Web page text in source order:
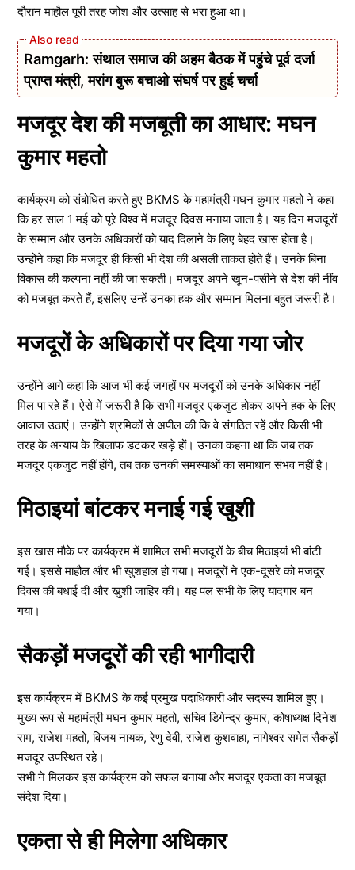
दौरान माहौल पूरी तरह जोश और उत्साह से भरा हुआ था।
Ramgarh: संथाल समाज की अहम बैठक में पहुंचे पूर्व दर्जा
प्राप्त मंत्री, मरांग बुरू बचाओ संघर्ष पर हुई चर्चा
मजदूर देश की मजबूती का आधार: मघन
कुमार महतो
कार्यक्रम को संबोधित करते हुए BKMS के महामंत्री मघन कुमार महतो ने कहा
कि हर साल 1 मई को पूरे विश्व में मजदूर दिवस मनाया जाता है। यह दिन मजदूरों
के सम्मान और उनके अधिकारों को याद दिलाने के लिए बेहद खास होता है।
उन्होंने कहा कि मजदूर ही किसी भी देश की असली ताकत होते हैं। उनके बिना
विकास की कल्पना नहीं की जा सकती। मजदूर अपने खून-पसीने से देश की नींव
को मजबूत करते हैं, इसलिए उन्हें उनका हक और सम्मान मिलना बहुत जरूरी है।
मजदूरों के अधिकारों पर दिया गया जोर
उन्होंने आगे कहा कि आज भी कई जगहों पर मजदूरों को उनके अधिकार नहीं
मिल पा रहे हैं। ऐसे में जरूरी है कि सभी मजदूर एकजुट होकर अपने हक के लिए
आवाज उठाएं। उन्होंने श्रमिकों से अपील की कि वे संगठित रहें और किसी भी
तरह के अन्याय के खिलाफ डटकर खड़े हों। उनका कहना था कि जब तक
मजदूर एकजुट नहीं होंगे, तब तक उनकी समस्याओं का समाधान संभव नहीं है।
मिठाइयां बांटकर मनाई गई खुशी
इस खास मौके पर कार्यक्रम में शामिल सभी मजदूरों के बीच मिठाइयां भी बांटी
गईं। इससे माहौल और भी खुशहाल हो गया। मजदूरों ने एक-दूसरे को मजदूर
दिवस की बधाई दी और खुशी जाहिर की। यह पल सभी के लिए यादगार बन
गया।
सैकड़ों मजदूरों की रही भागीदारी
इस कार्यक्रम में BKMS के कई प्रमुख पदाधिकारी और सदस्य शामिल हुए।
मुख्य रूप से महामंत्री मघन कुमार महतो, सचिव डिगेन्द्र कुमार, कोषाध्यक्ष दिनेश
राम, राजेश महतो, विजय नायक, रेणु देवी, राजेश कुशवाहा, नागेश्वर समेत सैकड़ों
मजदूर उपस्थित रहे।
सभी ने मिलकर इस कार्यक्रम को सफल बनाया और मजदूर एकता का मजबूत
संदेश दिया।
एकता से ही मिलेगा अधिकार